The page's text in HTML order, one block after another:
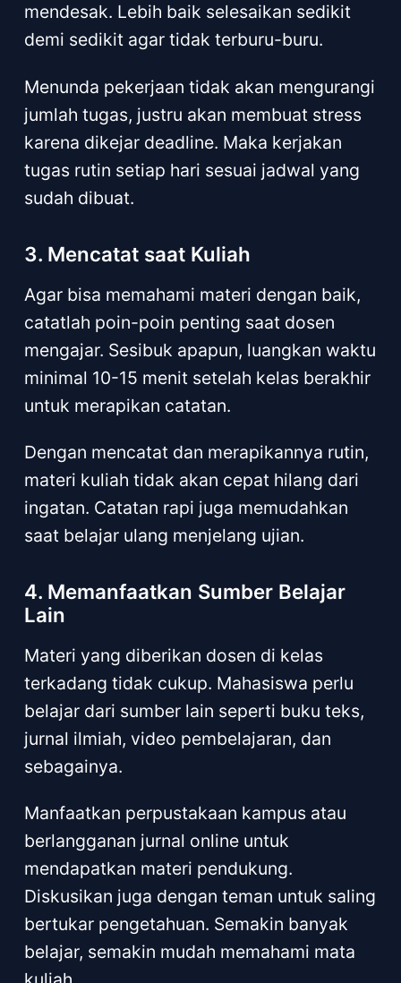
mendesak. Lebih baik selesaikan sedikit
demi sedikit agar tidak terburu-buru.
Menunda pekerjaan tidak akan mengurangi
jumlah tugas, justru akan membuat stress
karena dikejar deadline. Maka kerjakan
tugas rutin setiap hari sesuai jadwal yang
sudah dibuat.
3. Mencatat saat Kuliah
Agar bisa memahami materi dengan baik,
catatlah poin-poin penting saat dosen
mengajar. Sesibuk apapun, luangkan waktu
minimal 10-15 menit setelah kelas berakhir
untuk merapikan catatan.
Dengan mencatat dan merapikannya rutin,
materi kuliah tidak akan cepat hilang dari
ingatan. Catatan rapi juga memudahkan
saat belajar ulang menjelang ujian.
4. Memanfaatkan Sumber Belajar
Lain
Materi yang diberikan dosen di kelas
terkadang tidak cukup. Mahasiswa perlu
belajar dari sumber lain seperti buku teks,
jurnal ilmiah, video pembelajaran, dan
sebagainya.
Manfaatkan perpustakaan kampus atau
berlangganan jurnal online untuk
mendapatkan materi pendukung.
Diskusikan juga dengan teman untuk saling
bertukar pengetahuan. Semakin banyak
belajar, semakin mudah memahami mata